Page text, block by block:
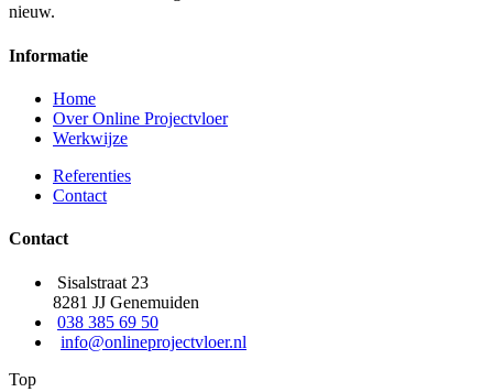
nieuw.
Informatie
Home
Over Online Projectvloer
Werkwijze
Referenties
Contact
Contact
Sisalstraat 23
8281 JJ Genemuiden
038 385 69 50
info@onlineprojectvloer.nl
Top